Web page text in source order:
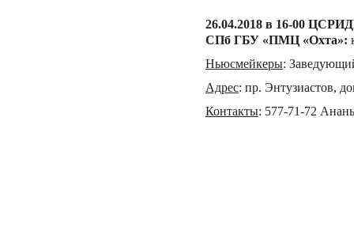
26.04.2018 в 16-00
СПб ГБУ «ПМЦ «Охта»:
Ньюсмейкеры:
Адрес: пр. Энтузиастов,
Контакты: 577-71-72